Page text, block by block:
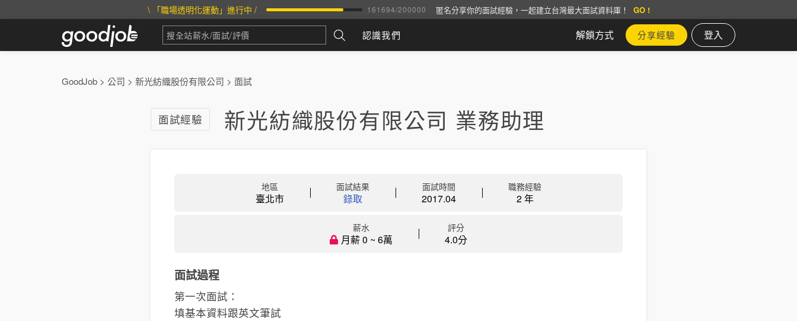
\ 「職場透明化運動」進行中 / 161694/200000 匿名分享你的面試經驗，一起建立台灣最大面試資料庫！ GO !
認識我們 解鎖方式 分享經驗 登入
GoodJob > 公司 > 新光紡織股份有限公司 > 面試
面試經驗 新光紡織股份有限公司 業務助理
地區
臺北市
面試結果
錄取
面試時間
2017.04
職務經驗
2 年
薪水
月薪 0 ~ 6萬
評分
4.0分
面試過程
第一次面試：
填基本資料跟英文筆試